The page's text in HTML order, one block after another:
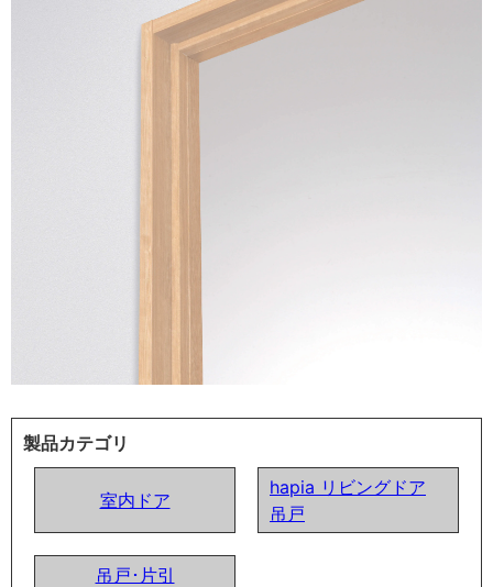
製品カテゴリ
室内ドア
hapia リビングドア
吊戸
吊戸･片引